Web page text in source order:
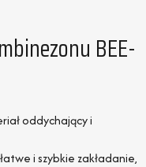
BEE-
oddychający i
i szybkie zakładanie,